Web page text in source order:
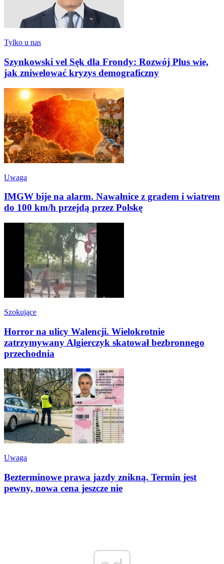
Tylko u nas
Szynkowski vel Sęk dla Frondy: Rozwój Plus wie,
jak zniwelować kryzys demograficzny
Uwaga
IMGW bije na alarm. Nawałnice z gradem i wiatrem
do 100 km/h przejdą przez Polskę
Szokujące
Horror na ulicy Walencji. Wielokrotnie
zatrzymywany Algierczyk skatował bezbronnego
przechodnia
Uwaga
Bezterminowe prawa jazdy znikną. Termin jest
pewny, nowa cena jeszcze nie